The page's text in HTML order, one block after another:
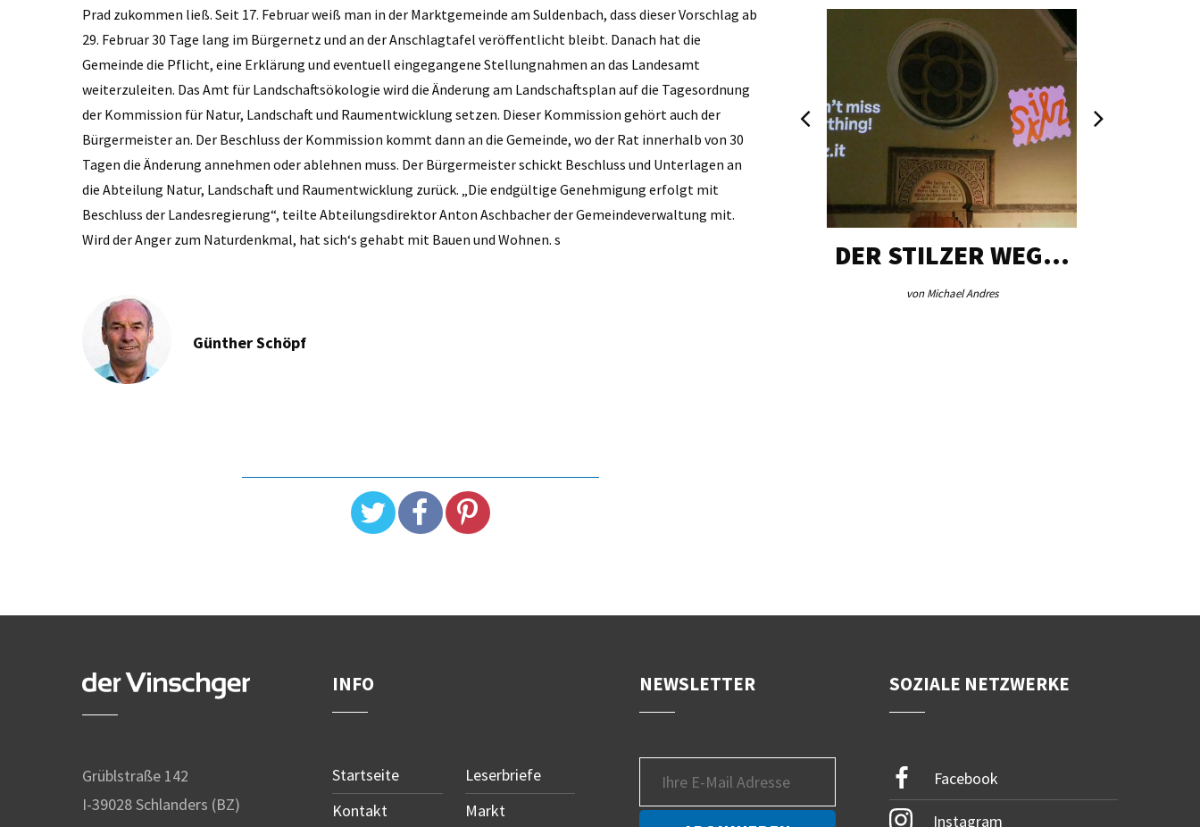
Prad zukommen ließ. Seit 17. Februar weiß man in der Marktgemeinde am Suldenbach, dass dieser Vorschlag ab
29. Februar 30 Tage lang im Bürgernetz und an der Anschlagtafel veröffentlicht bleibt. Danach hat die
Gemeinde die Pflicht, eine Erklärung und eventuell eingegangene Stellungnahmen an das Landesamt
weiterzuleiten. Das Amt für Landschaftsökologie wird die Änderung am Landschaftsplan auf die Tagesordnung
der Kommission für Natur, Landschaft und Raumentwicklung setzen. Dieser Kommission gehört auch der
Bürgermeister an. Der Beschluss der Kommission kommt dann an die Gemeinde, wo der Rat innerhalb von 30
Tagen die Änderung annehmen oder ablehnen muss. Der Bürgermeister schickt Beschluss und Unterlagen an
die Abteilung Natur, Landschaft und Raumentwicklung zurück. „Die endgültige Genehmigung erfolgt mit
Beschluss der Landesregierung“, teilte Abteilungsdirektor Anton Aschbacher der Gemeindeverwaltung mit.
Wird der Anger zum Naturdenkmal, hat sich‘s gehabt mit Bauen und Wohnen. s
Günther Schöpf
DER STILZER WEG…
von Michael Andres
Grüblstraße 142
I-39028 Schlanders (BZ)
INFO
Startseite
Kontakt
Leserbriefe
Markt
NEWSLETTER SOZIALE NETZWERKE
Facebook
Instagram